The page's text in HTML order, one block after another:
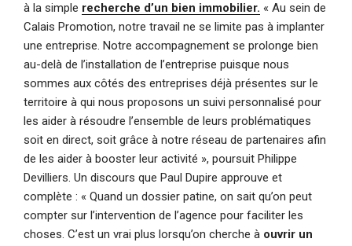
à la simple recherche d’un bien immobilier. « Au sein de
Calais Promotion, notre travail ne se limite pas à implanter
une entreprise. Notre accompagnement se prolonge bien
au-delà de l’installation de l’entreprise puisque nous
sommes aux côtés des entreprises déjà présentes sur le
territoire à qui nous proposons un suivi personnalisé pour
les aider à résoudre l’ensemble de leurs problématiques
soit en direct, soit grâce à notre réseau de partenaires afin
de les aider à booster leur activité », poursuit Philippe
Devilliers. Un discours que Paul Dupire approuve et
complète : « Quand un dossier patine, on sait qu’on peut
compter sur l’intervention de l’agence pour faciliter les
choses. C’est un vrai plus lorsqu’on cherche à ouvrir un